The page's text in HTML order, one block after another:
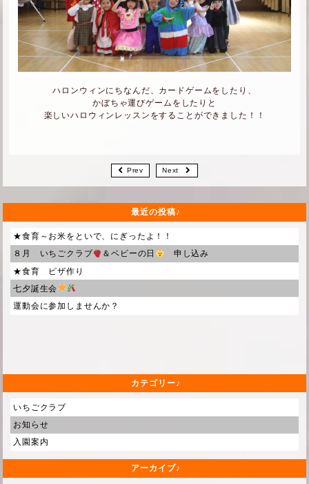
ハロンウィンにちなんだ、カードゲームをしたり、
かぼちゃ運びゲームをしたりと
楽しいハロウィンレッスンをすることができました！！
Prev Next
最近の投稿
★食育～お米をといで、にぎったよ！！
８月 いちごクラブ
＆ベビーの日
申し込み
★食育 ピザ作り
七夕誕生会
運動会に参加しませんか？
カテゴリー
いちごクラブ
お知らせ
入園案内
アーカイブ